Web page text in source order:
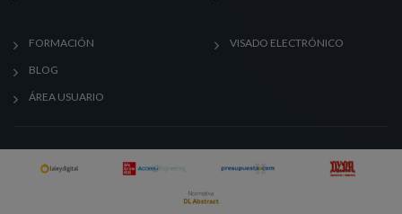
FORMACIÓN
BLOG
ÁREA USUARIO
VISADO ELECTRÓNICO